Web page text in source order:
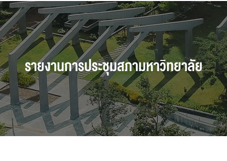
รายงานการประชุมสภามหาวิทยาลัย